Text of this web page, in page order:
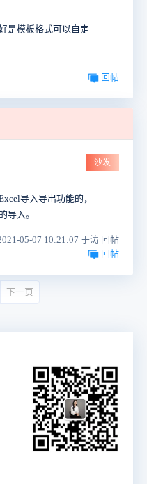
是模板格式可以自定
回帖
沙发
导入导出功能的，
导入。
05-07 10:21:07 于涛 回帖
回帖
下一页